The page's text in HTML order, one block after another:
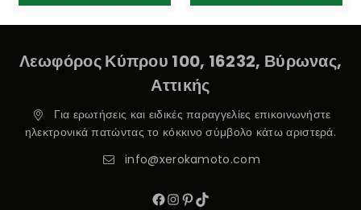
Λεωφόρος Κύπρου 100, 16232, Βύρωνας,
Αττικής
Για ερωτήσεις και ειδικές παραγγελίες επικοινωνήστε
ηλεκτρονικά πατώντας το κόκκινο σύμβολο κάτω αριστερά.
info@xerokamoto.com